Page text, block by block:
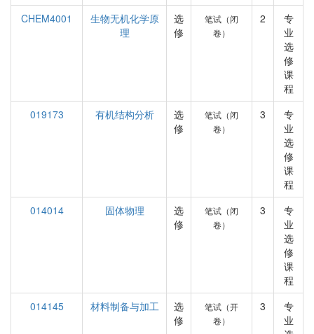
CHEM4001
生物无机化学原
理
选
修
笔试（闭
卷）
2
专
业
选
修
课
程
019173
有机结构分析
选
修
笔试（闭
卷）
3
专
业
选
修
课
程
014014
固体物理
选
修
笔试（闭
卷）
3
专
业
选
修
课
程
014145
材料制备与加工
选
修
笔试（开
卷）
3
专
业